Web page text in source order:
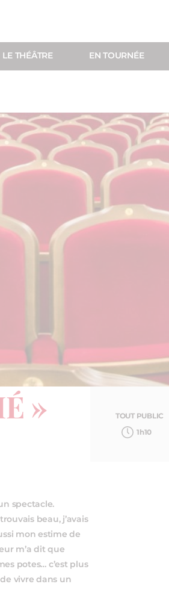
LE THÉÂTRE EN TOURNÉE
»
spectacle.
beau, j’avais
mon estime de
m’a dit que
potes… c’est plus
vivre dans un
TOUT PUBLIC
1h10